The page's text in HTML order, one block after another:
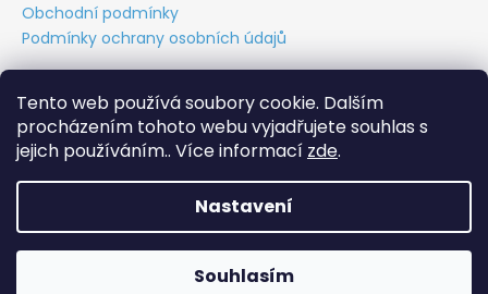
Tento web používá soubory cookie. Dalším
procházením tohoto webu vyjadřujete souhlas s
jejich používáním.. Více informací zde.
Nastavení
Souhlasím
Obchodní podmínky
Podmínky ochrany osobních údajů
Obchodní podmínky Ochrana osobních údajů
Tabulky velikostí
Kontakt O nás Vytvořil Cabakorp
Copyright 2026GALPO móda. Všechna práva vyhrazena.
Upravit nastavení cookies